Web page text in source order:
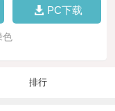
PC下载
色
排行